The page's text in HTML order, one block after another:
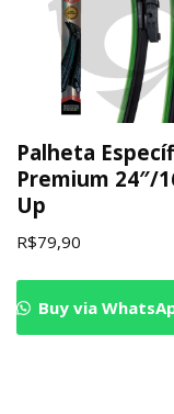
Palheta
Premium 24″/
Up
R$79,90
Buy via